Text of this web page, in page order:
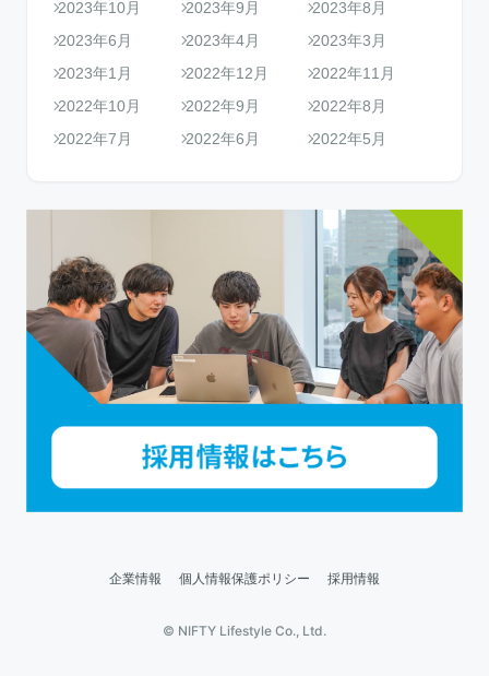
2023年10月
2023年9月
2023年8月
2023年6月
2023年4月
2023年3月
2023年1月
2022年12月
2022年11月
2022年10月
2022年9月
2022年8月
2022年7月
2022年6月 2022年5月
企業情報 個人情報保護ポリシー 採用情報
© NIFTY Lifestyle Co., Ltd.